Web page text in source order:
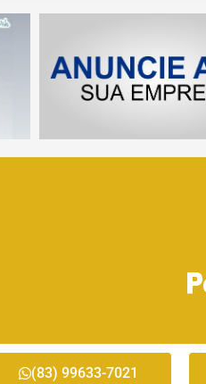
(83) 99633-7021